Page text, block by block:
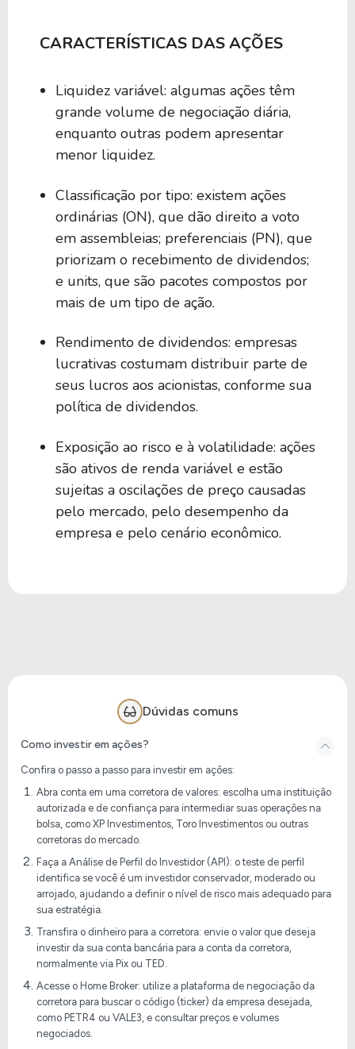
CARACTERÍSTICAS DAS AÇÕES
Liquidez variável: algumas ações têm
grande volume de negociação diária,
enquanto outras podem apresentar
menor liquidez.
Classificação por tipo: existem ações
ordinárias (ON), que dão direito a voto
em assembleias; preferenciais (PN), que
priorizam o recebimento de dividendos;
e units, que são pacotes compostos por
mais de um tipo de ação.
Rendimento de dividendos: empresas
lucrativas costumam distribuir parte de
seus lucros aos acionistas, conforme sua
política de dividendos.
Exposição ao risco e à volatilidade: ações
são ativos de renda variável e estão
sujeitas a oscilações de preço causadas
pelo mercado, pelo desempenho da
empresa e pelo cenário econômico.
Dúvidas comuns
Como investir em ações?
Confira o passo a passo para investir em ações:
Abra conta em uma corretora de valores: escolha uma instituição
autorizada e de confiança para intermediar suas operações na
bolsa, como XP Investimentos, Toro Investimentos ou outras
corretoras do mercado.
Faça a Análise de Perfil do Investidor (API): o teste de perfil
identifica se você é um investidor conservador, moderado ou
arrojado, ajudando a definir o nível de risco mais adequado para
sua estratégia.
Transfira o dinheiro para a corretora: envie o valor que deseja
investir da sua conta bancária para a conta da corretora,
normalmente via Pix ou TED.
Acesse o Home Broker: utilize a plataforma de negociação da
corretora para buscar o código (ticker) da empresa desejada,
como PETR4 ou VALE3, e consultar preços e volumes
negociados.